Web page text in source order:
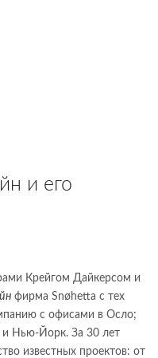
и его
Крейгом Дайкерсом и
фирма Snøhetta с тех
с офисами в Осло;
и Нью-Йорк. За 30 лет
известных проектов: от